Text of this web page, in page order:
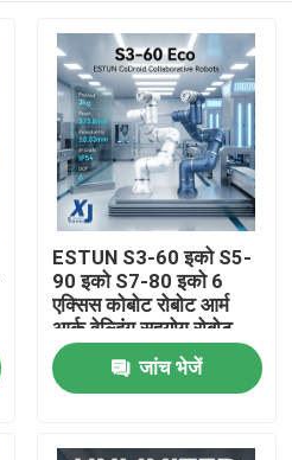
ESTUN S3-60 इको S5-
90 इको S7-80 इको 6
एक्सिस कोबोट रोबोट आर्म
आर्क वेल्डिंग सहयोग रोबोट
सीएनजीबीएस वेल्डिंग
पोजिशनिंग जांच भेजें